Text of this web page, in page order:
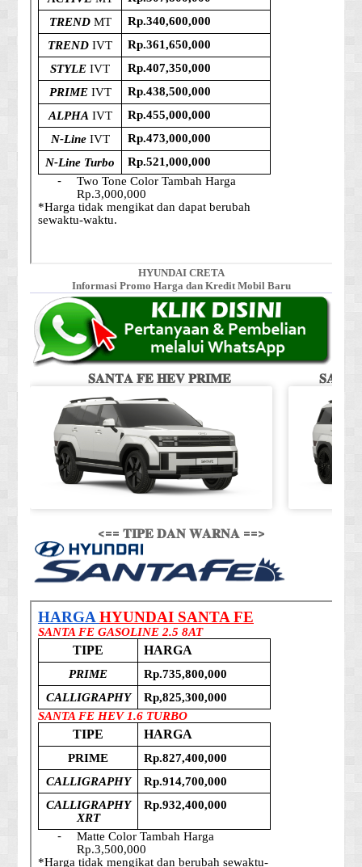
HYUNDAI CRETA
Informasi Promo Harga dan Kredit Mobil Baru
𝐒𝐀𝐍𝐓𝐀 𝐅𝐄 𝐇𝐄𝐕 𝐏𝐑𝐈𝐌𝐄
<== 𝐓𝐈𝐏𝐄 𝐃𝐀𝐍 𝐖𝐀𝐑𝐍𝐀 ==>